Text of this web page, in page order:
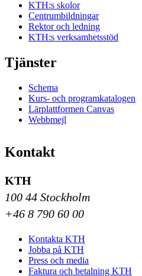
KTH:s skolor
Centrumbildningar
Rektor och ledning
KTH:s verksamhetsstöd
Tjänster
Schema
Kurs- och programkatalogen
Lärplattformen Canvas
Webbmejl
Kontakt
KTH
100 44 Stockholm
+46 8 790 60 00
Kontakta KTH
Jobba på KTH
Press och media
Faktura och betalning KTH